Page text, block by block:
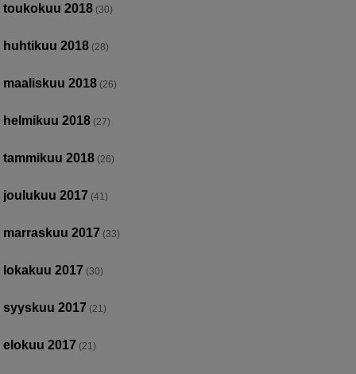
toukokuu 2018 (30)
huhtikuu 2018 (28)
maaliskuu 2018 (26)
helmikuu 2018 (27)
tammikuu 2018 (26)
joulukuu 2017 (41)
marraskuu 2017 (33)
lokakuu 2017 (30)
syyskuu 2017 (21)
elokuu 2017 (21)